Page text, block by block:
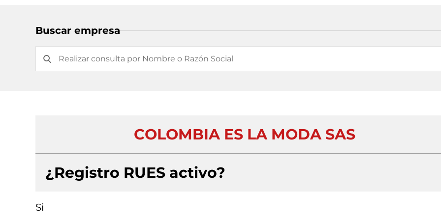
Buscar empresa
COLOMBIA ES LA MODA SAS
¿Registro RUES activo?
Si